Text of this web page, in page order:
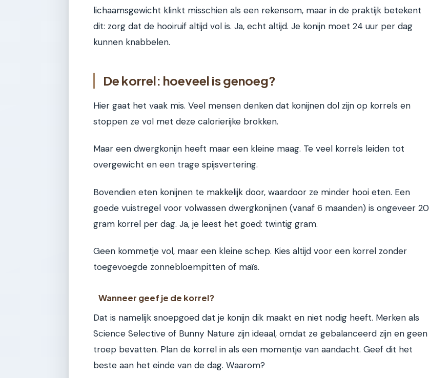
lichaamsgewicht klinkt misschien als een rekensom, maar in de praktijk betekent
dit: zorg dat de hooiruif altijd vol is. Ja, echt altijd. Je konijn moet 24 uur per dag
kunnen knabbelen.
De korrel: hoeveel is genoeg?
Hier gaat het vaak mis. Veel mensen denken dat konijnen dol zijn op korrels en
stoppen ze vol met deze calorierijke brokken.
Maar een dwergkonijn heeft maar een kleine maag. Te veel korrels leiden tot
overgewicht en een trage spijsvertering.
Bovendien eten konijnen te makkelijk door, waardoor ze minder hooi eten. Een
goede vuistregel voor volwassen dwergkonijnen (vanaf 6 maanden) is ongeveer 20
gram korrel per dag. Ja, je leest het goed: twintig gram.
Geen kommetje vol, maar een kleine schep. Kies altijd voor een korrel zonder
toegevoegde zonnebloempitten of maïs.
Wanneer geef je de korrel?
Dat is namelijk snoepgoed dat je konijn dik maakt en niet nodig heeft. Merken als
Science Selective of Bunny Nature zijn ideaal, omdat ze gebalanceerd zijn en geen
troep bevatten. Plan de korrel in als een momentje van aandacht. Geef dit het
beste aan het einde van de dag. Waarom?